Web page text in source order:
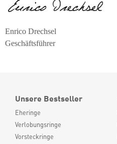
Enrico Drechsel
Geschäftsführer
Unsere Bestseller
Eheringe
Verlobungsringe
Vorsteckringe